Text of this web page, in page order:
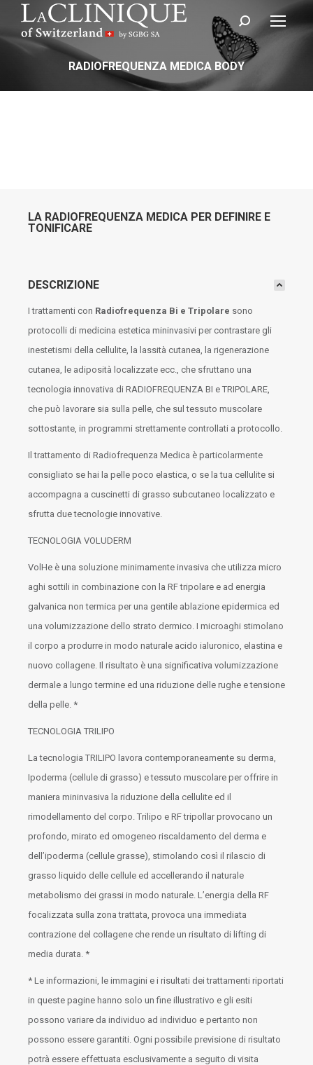
Cerca:
RADIOFREQUENZA MEDICA BODY
LA RADIOFREQUENZA MEDICA PER DEFINIRE E
TONIFICARE
DESCRIZIONE
I trattamenti con Radiofrequenza Bi e Tripolare sono
protocolli di medicina estetica mininvasivi per contrastare gli
inestetismi della cellulite, la lassità cutanea, la rigenerazione
cutanea, le adiposità localizzate ecc., che sfruttano una
tecnologia innovativa di RADIOFREQUENZA BI e TRIPOLARE,
che può lavorare sia sulla pelle, che sul tessuto muscolare
sottostante, in programmi strettamente controllati a protocollo.
Il trattamento di Radiofrequenza Medica è particolarmente
consigliato se hai la pelle poco elastica, o se la tua cellulite si
accompagna a cuscinetti di grasso subcutaneo localizzato e
sfrutta due tecnologie innovative.
TECNOLOGIA VOLUDERM
VolHe è una soluzione minimamente invasiva che utilizza micro
aghi sottili in combinazione con la RF tripolare e ad energia
galvanica non termica per una gentile ablazione epidermica ed
una volumizzazione dello strato dermico. I microaghi stimolano
il corpo a produrre in modo naturale acido ialuronico, elastina e
nuovo collagene. Il risultato è una significativa volumizzazione
dermale a lungo termine ed una riduzione delle rughe e tensione
della pelle. *
TECNOLOGIA TRILIPO
La tecnologia TRILIPO lavora contemporaneamente su derma,
Ipoderma (cellule di grasso) e tessuto muscolare per offrire in
maniera mininvasiva la riduzione della cellulite ed il
rimodellamento del corpo. Trilipo e RF tripollar provocano un
profondo, mirato ed omogeneo riscaldamento del derma e
dell’ipoderma (cellule grasse), stimolando così il rilascio di
grasso liquido delle cellule ed accellerando il naturale
metabolismo dei grassi in modo naturale. L’energia della RF
focalizzata sulla zona trattata, provoca una immediata
contrazione del collagene che rende un risultato di lifting di
media durata. *
* Le informazioni, le immagini e i risultati dei trattamenti riportati
in queste pagine hanno solo un fine illustrativo e gli esiti
possono variare da individuo ad individuo e pertanto non
possono essere garantiti. Ogni possibile previsione di risultato
potrà essere effettuata esclusivamente a seguito di visita